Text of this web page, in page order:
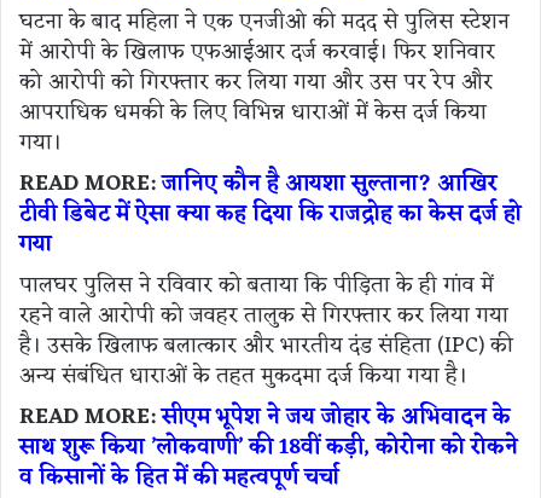
घटना के बाद महिला ने एक एनजीओ की मदद से पुलिस स्टेशन
में आरोपी के खिलाफ एफआईआर दर्ज करवाई। फिर शनिवार
को आरोपी को गिरफ्तार कर लिया गया और उस पर रेप और
आपराधिक धमकी के लिए विभिन्न धाराओं में केस दर्ज किया
गया।
READ MORE:जानिए कौन है आयशा सुल्ताना? आखिर
टीवी डिबेट में ऐसा क्या कह दिया कि राजद्रोह का केस दर्ज हो
गया
पालघर पुलिस ने रविवार को बताया कि पीड़िता के ही गांव में
रहने वाले आरोपी को जवहर तालुक से गिरफ्तार कर लिया गया
है। उसके खिलाफ बलात्कार और भारतीय दंड संहिता (IPC) की
अन्य संबंधित धाराओं के तहत मुकदमा दर्ज किया गया है।
READ MORE:सीएम भूपेश ने जय जोहार के अभिवादन के
साथ शुरू किया ’लोकवाणी’ की 18वीं कड़ी, कोरोना को रोकने
व किसानों के हित में की महत्वपूर्ण चर्चा